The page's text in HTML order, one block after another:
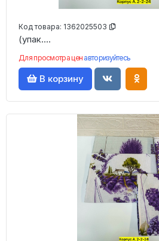
Код товара: 1362025503
(упак....
Для просмотра цен авторизуйтесь
В корзину